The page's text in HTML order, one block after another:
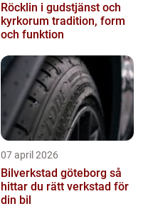
Röcklin i gudstjänst och
kyrkorum tradition, form
och funktion
07 april 2026
Bilverkstad göteborg så
hittar du rätt verkstad för
din bil